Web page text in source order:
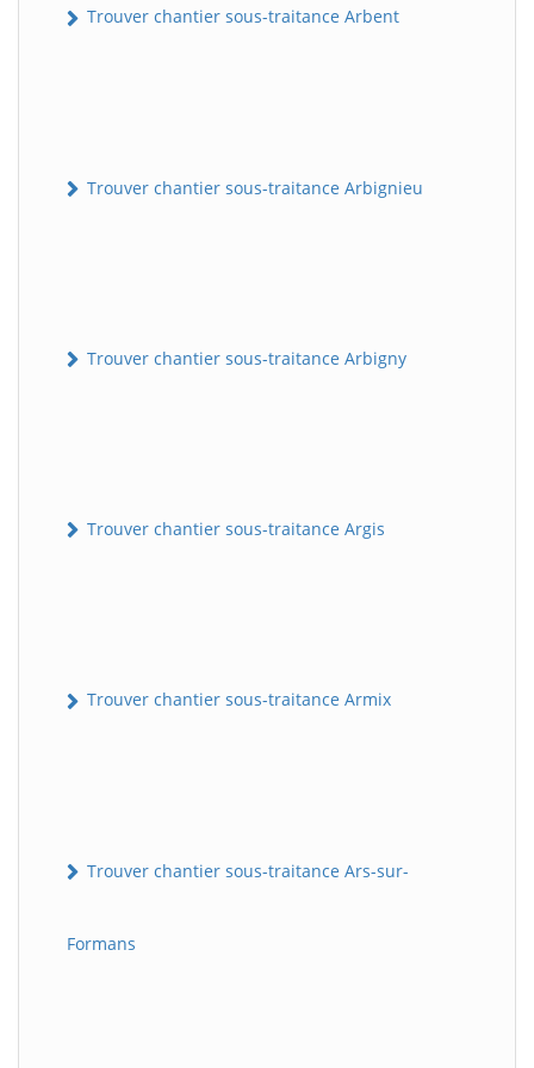
Trouver chantier sous-traitance Arbent
Trouver chantier sous-traitance Arbignieu
Trouver chantier sous-traitance Arbigny
Trouver chantier sous-traitance Argis
Trouver chantier sous-traitance Armix
Trouver chantier sous-traitance Ars-sur-
Formans